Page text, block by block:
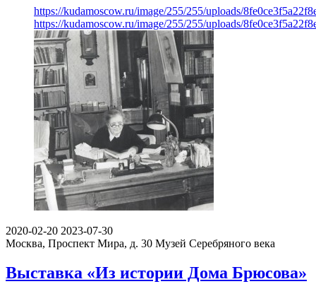
https://kudamoscow.ru/image/255/255/uploads/
https://kudamoscow.ru/image/255/255/uploads/
2020-02-20 2023-07-30
Москва, Проспект Мира, д. 30 Музей Серебряного века
Выставка «Из истории Дома Брюсова»